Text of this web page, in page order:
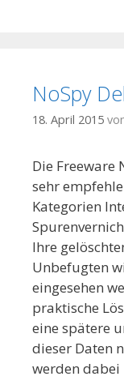
NoSpy
18. April 2015
Die Freeware
sehr
Kategorien
Ihre
Unbefugten
eingesehen
praktische
eine spätere
dieser Daten
werden